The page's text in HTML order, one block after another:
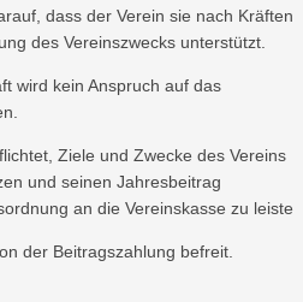
dass der Verein sie nach Kräften
des Vereinszwecks unterstützt.
wird kein Anspruch auf das
Ziele und Zwecke des Vereins
und seinen Jahresbeitrag
an die Vereinskasse zu
der Beitragszahlung befreit.